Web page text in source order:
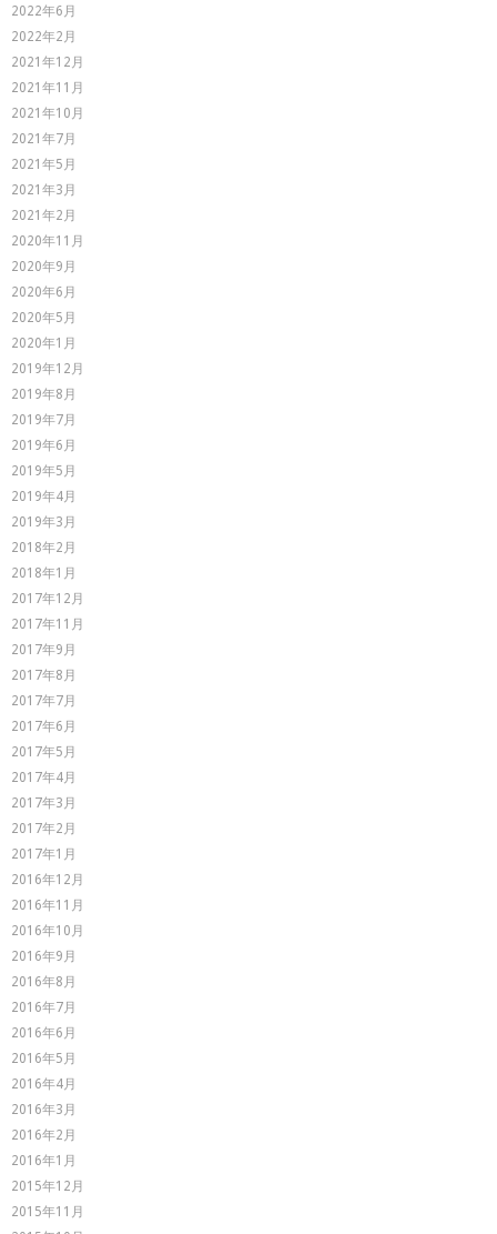
2022年6月
2022年2月
2021年12月
2021年11月
2021年10月
2021年7月
2021年5月
2021年3月
2021年2月
2020年11月
2020年9月
2020年6月
2020年5月
2020年1月
2019年12月
2019年8月
2019年7月
2019年6月
2019年5月
2019年4月
2019年3月
2018年2月
2018年1月
2017年12月
2017年11月
2017年9月
2017年8月
2017年7月
2017年6月
2017年5月
2017年4月
2017年3月
2017年2月
2017年1月
2016年12月
2016年11月
2016年10月
2016年9月
2016年8月
2016年7月
2016年6月
2016年5月
2016年4月
2016年3月
2016年2月
2016年1月
2015年12月
2015年11月